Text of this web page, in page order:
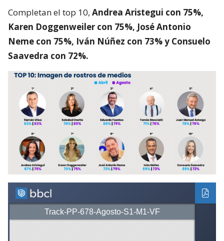
Completan el top 10, Andrea Aristegui con 75%,
Karen Doggenweiler con 75%, José Antonio
Neme con 75%, Iván Núñez con 73% y Consuelo
Saavedra con 72%.